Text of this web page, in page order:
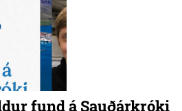
fund á Sauðárkróki